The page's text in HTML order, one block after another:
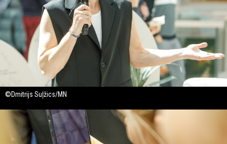
©Dmitrijs Suļžics/MN